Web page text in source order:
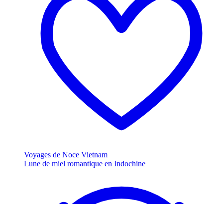
Voyages de Noce Vietnam
Lune de miel romantique en Indochine